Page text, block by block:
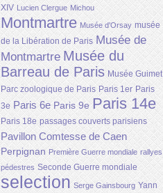
XIV Lucien Clergue Michou
Montmartre Musée d'Orsay musée
de la Libération de Paris Musée de
Montmartre Musée du
Barreau de Paris Musée Guimet
Parc zoologique de Paris Paris 1er Paris
3e Paris 6e Paris 9e Paris 14e
Paris 18e passages couverts parisiens
Pavillon Comtesse de Caen
Perpignan Première Guerre mondiale rallyes
pédestres Seconde Guerre mondiale
selection Serge Gainsbourg Yann